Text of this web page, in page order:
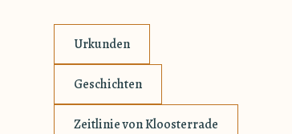
Urkunden
Geschichten
Zeitlinie von Kloosterrade